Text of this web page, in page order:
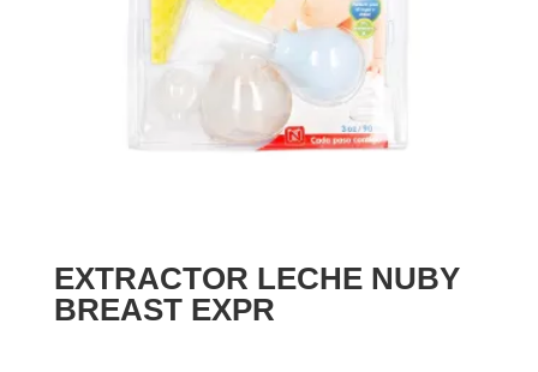
EXTRACTOR LECHE NUBY
BREAST EXPR